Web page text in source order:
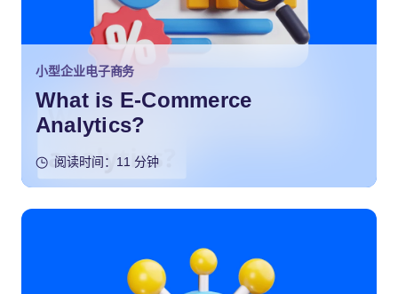
小型企业电子商务
What is E-Commerce
Analytics?
阅读时间：11 分钟